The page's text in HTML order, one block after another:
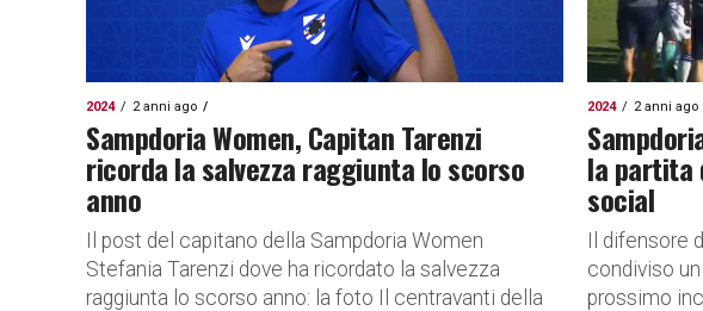
2024 2 anni ago
Sampdoria Women, Capitan Tarenzi
ricorda la salvezza raggiunta lo scorso
anno
Il post del capitano della Sampdoria Women
Stefania Tarenzi dove ha ricordato la salvezza
raggiunta lo scorso anno: la foto Il centravanti della
2024 2 anni ago
la partita
social
Il difensore
condiviso
prossimo